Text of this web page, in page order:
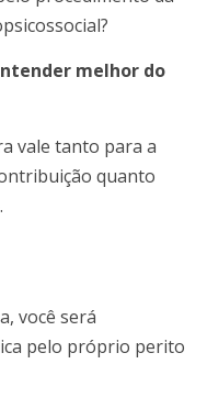
melhor do
vale tanto para a
quanto
você será
pelo próprio perito